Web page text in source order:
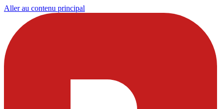
Aller au contenu principal